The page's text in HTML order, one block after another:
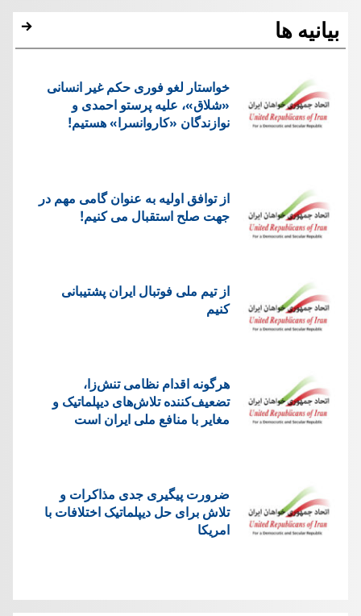
بیانیه ها
خواستار لغو فوری حکم غیر انسانی
«شلاق»، علیه پرستو احمدی و
نوازندگان «کاروانسرا» هستیم!
از توافق اولیه به عنوان گامی مهم در
جهت صلح استقبال می کنیم!
از تیم ملی فوتبال ایران پشتیبانی
کنیم
هرگونه اقدام نظامی تنش‌زا،
تضعیف‌کننده تلاش‌های دیپلماتیک و
مغایر با منافع ملی ایران است
ضرورت پیگیری جدی مذاکرات و
تلاش برای حل دیپلماتیک اختلافات با
امریکا